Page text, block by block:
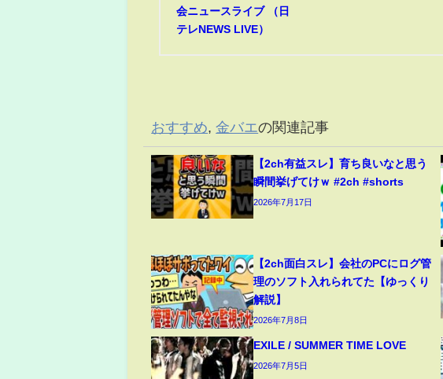
会ニュースライブ （日
テレNEWS LIVE）
おすすめ,金バエの関連記事
【2ch有益スレ】育ち良いなと思う
瞬間挙げてけｗ #2ch #shorts
2026年7月17日
【2ch面白スレ】会社のPCにログ管
理のソフト入れられてた【ゆっくり
解説】
2026年7月8日
EXILE / SUMMER TIME LOVE
2026年7月5日